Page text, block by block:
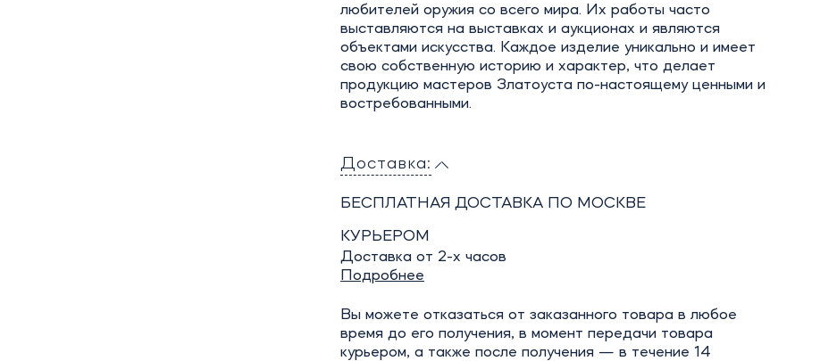
любителей оружия со всего мира. Их работы часто
выставляются на выставках и аукционах и являются
объектами искусства. Каждое изделие уникально и имеет
свою собственную историю и характер, что делает
продукцию мастеров Златоуста по-настоящему ценными и
востребованными.
Доставка:
БЕСПЛАТНАЯ ДОСТАВКА ПО МОСКВЕ
КУРЬЕРОМ
Доставка от 2-х часов
Подробнее
Вы можете отказаться от заказанного товара в любое
время до его получения, в момент передачи товара
курьером, а также после получения — в течение 14